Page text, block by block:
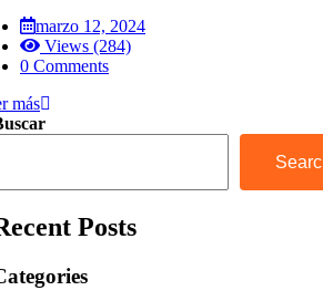
marzo 12, 2024
Views (284)
0 Comments
más
Posts